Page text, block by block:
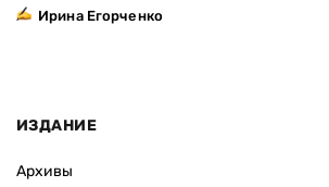
Ирина Егорченко
ИЗДАНИЕ
Архивы